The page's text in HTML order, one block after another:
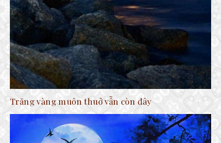
Trăng vàng muôn thuở vẫn còn đây